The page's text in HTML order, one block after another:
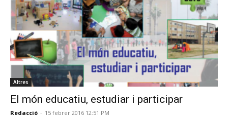
Altres
El món educatiu, estudiar i participar
Redacció - 15 febrer 2016 12:51 PM